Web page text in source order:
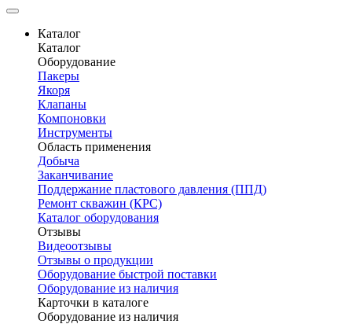
Каталог
Каталог
Оборудование
Пакеры
Якоря
Клапаны
Компоновки
Инструменты
Область применения
Добыча
Заканчивание
Поддержание пластового давления (ППД)
Ремонт скважин (КРС)
Каталог оборудования
Отзывы
Видеоотзывы
Отзывы о продукции
Оборудование быстрой поставки
Оборудование из наличия
Карточки в каталоге
Оборудование из наличия